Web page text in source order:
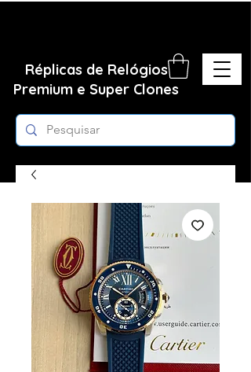
Réplicas de Relógios
Premium e Super Clones